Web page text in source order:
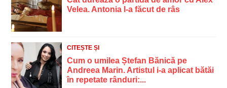
Velea. Antonia l-a făcut de râs
CITEȘTE ȘI
Cum o umilea Ștefan Bănică pe
Andreea Marin. Artistul i-a aplicat bătăi
în repetate rânduri:...